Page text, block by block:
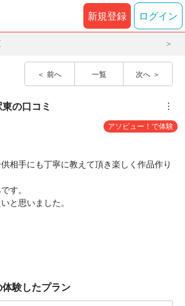
新規登録 ログイン
前へ 一覧 次へ
東の口コミ ︙
アソビュー！で体験
相手にも丁寧に教えて頂き楽しく作品作り
す。
と思いました。
験したプラン